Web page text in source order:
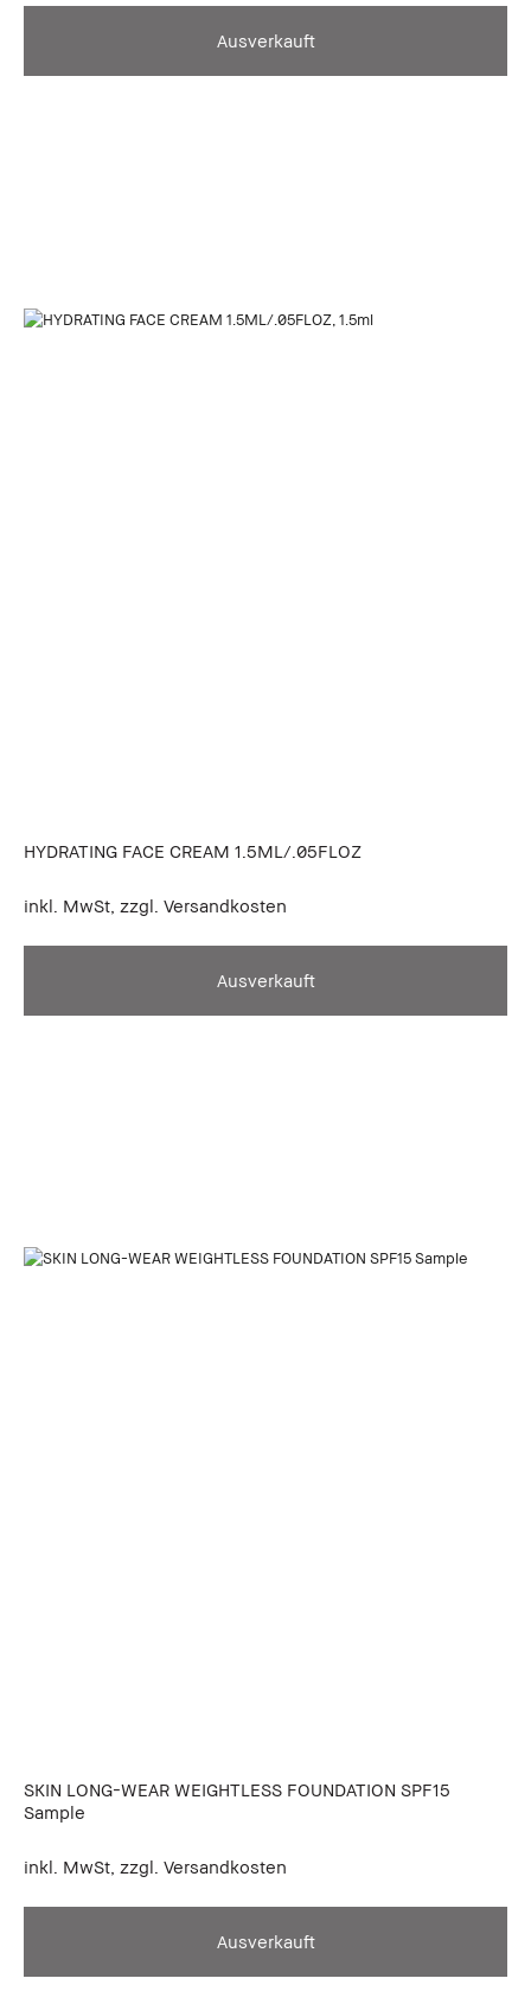
Ausverkauft
HYDRATING FACE CREAM 1.5ML/.05FLOZ
inkl. MwSt, zzgl. Versandkosten
Ausverkauft
SKIN LONG-WEAR WEIGHTLESS FOUNDATION SPF15
Sample
inkl. MwSt, zzgl. Versandkosten
Ausverkauft